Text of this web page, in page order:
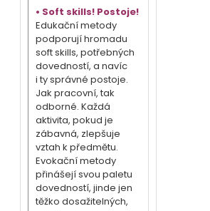
• Soft skills! Postoje!
Edukační metody
podporují hromadu
soft skills, potřebných
dovedností, a navíc
i ty správné postoje.
Jak pracovní, tak
odborné. Každá
aktivita, pokud je
zábavná, zlepšuje
vztah k předmětu.
Evokační metody
přinášejí svou paletu
dovedností, jinde jen
těžko dosažitelných,